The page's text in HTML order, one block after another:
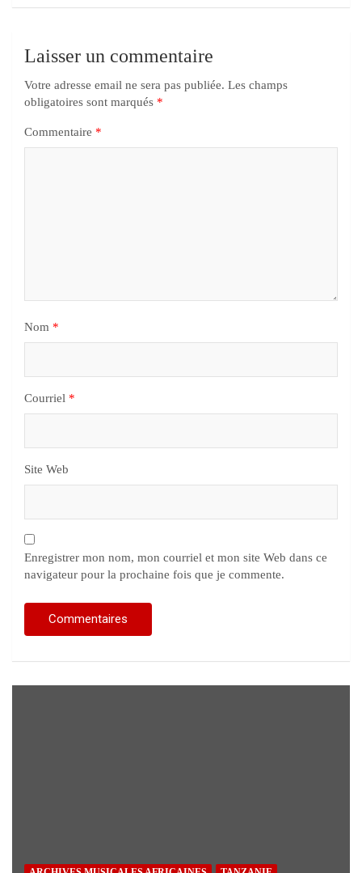
Laisser un commentaire
Votre adresse email ne sera pas publiée. Les champs
obligatoires sont marqués *
Commentaire *
Nom *
Courriel *
Site Web
Enregistrer mon nom, mon courriel et mon site Web dans ce
navigateur pour la prochaine fois que je commente.